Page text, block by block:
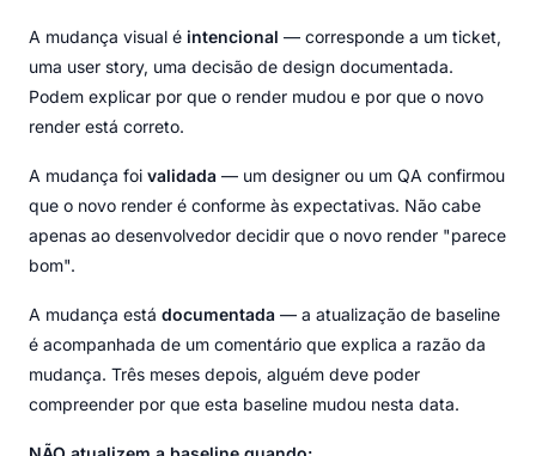
A mudança visual é intencional — corresponde a um ticket,
uma user story, uma decisão de design documentada.
Podem explicar por que o render mudou e por que o novo
render está correto.
A mudança foi validada — um designer ou um QA confirmou
que o novo render é conforme às expectativas. Não cabe
apenas ao desenvolvedor decidir que o novo render "parece
bom".
A mudança está documentada — a atualização de baseline
é acompanhada de um comentário que explica a razão da
mudança. Três meses depois, alguém deve poder
compreender por que esta baseline mudou nesta data.